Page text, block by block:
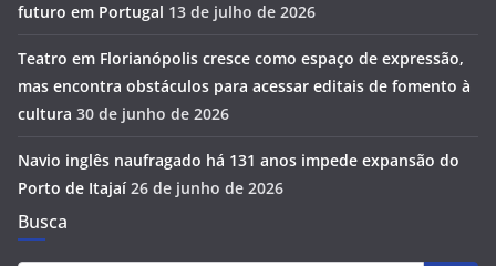
futuro em Portugal 13 de julho de 2026
Teatro em Florianópolis cresce como espaço de expressão,
mas encontra obstáculos para acessar editais de fomento à
cultura 30 de junho de 2026
Navio inglês naufragado há 131 anos impede expansão do
Porto de Itajaí 26 de junho de 2026
Busca